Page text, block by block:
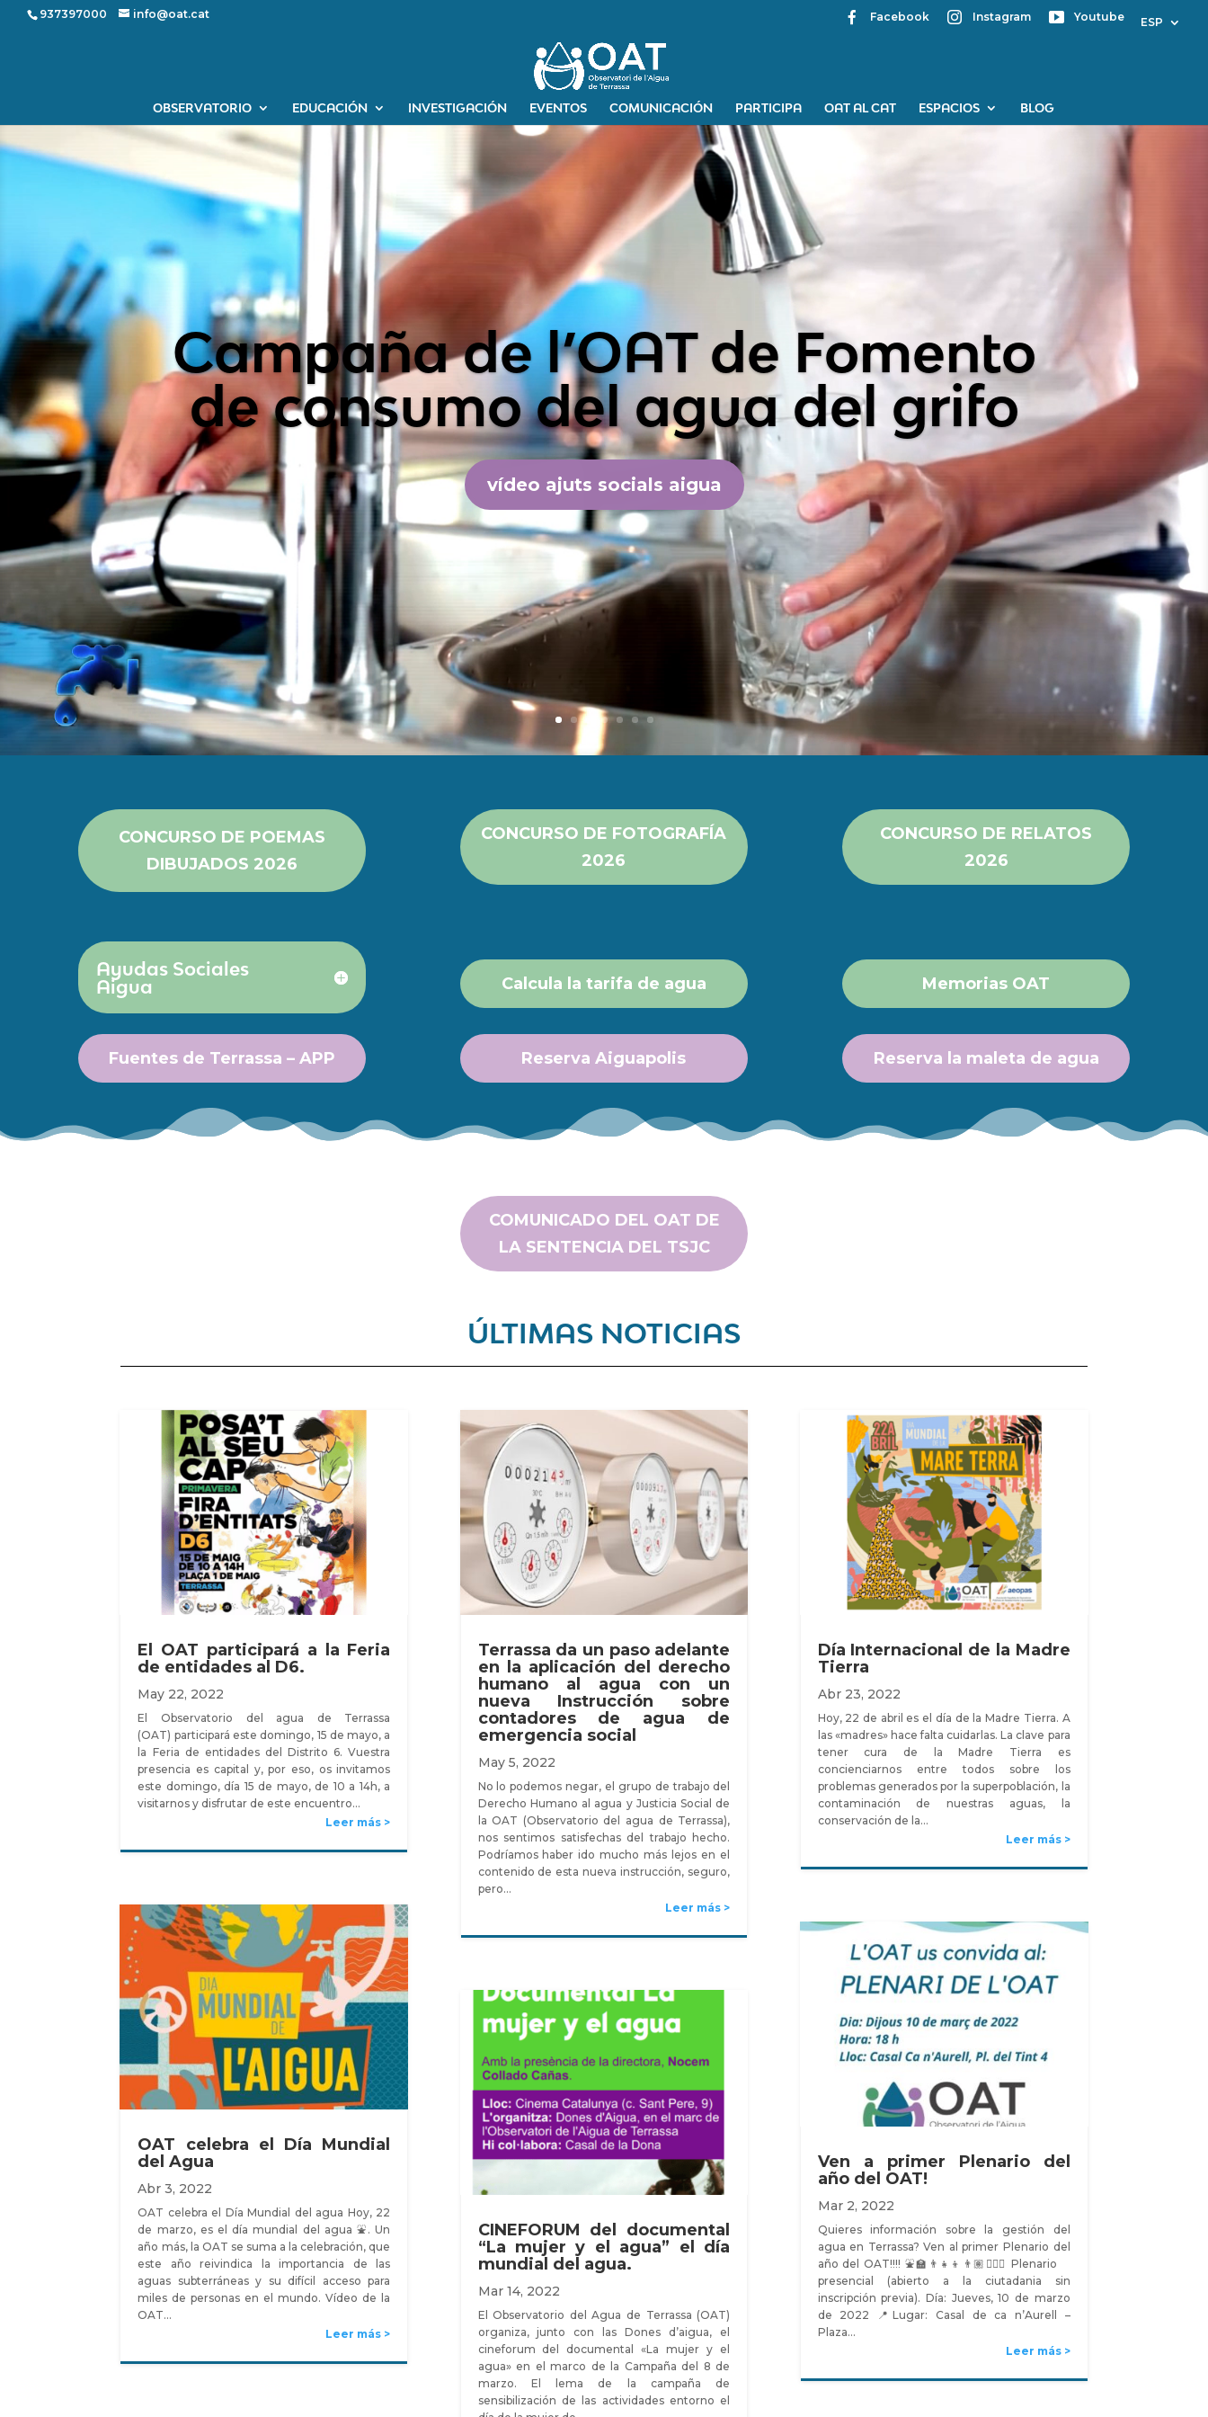
937397000 info@oat.cat Facebook Instagram Youtube ESP
OBSERVATORIO EDUCACIÓN INVESTIGACIÓN EVENTOS COMUNICACIÓN PARTICIPA OAT AL CAT ESPACIOS BLOG
¿Tienes derecho a las ayudas
sociales?
Desde la OAT hemos creado este simulador para calcular la nueva tarifa del agua y
saber si tienes derecho a las ayudas sociales.
Compruebalo con este formulario
CONCURSO DE POEMAS
DIBUJADOS 2026
CONCURSO DE FOTOGRAFÍA
2026
CONCURSO DE RELATOS
2026
Ayudas Sociales
Aigua
Calcula la tarifa de agua Memorias OAT
Fuentes de Terrassa – APP Reserva Aiguapolis Reserva la maleta de agua
COMUNICADO DEL OAT DE
LA SENTENCIA DEL TSJC
ÚLTIMAS NOTICIAS
El OAT participará a la Feria
de entidades al D6.
May 22, 2022
El Observatorio del agua de Terrassa
(OAT) participará este domingo, 15 de mayo, a
la Feria de entidades del Distrito 6. Vuestra
presencia es capital y, por eso, os invitamos
este domingo, día 15 de mayo, de 10 a 14h, a
visitarnos y disfrutar de este encuentro…
Leer más
OAT celebra el Día Mundial
del Agua
Abr 3, 2022
OAT celebra el Día Mundial del agua Hoy, 22
de marzo, es el día mundial del agua ⛲. Un
año más, la OAT se suma a la celebración, que
este año reivindica la importancia de las
aguas subterráneas y su difícil acceso para
miles de personas en el mundo. Vídeo de la
OAT…
Leer más
Terrassa da un paso adelante
en la aplicación del derecho
humano al agua con un
nueva Instrucción sobre
contadores de agua de
emergencia social
May 5, 2022
No lo podemos negar, el grupo de trabajo del
Derecho Humano al agua y Justicia Social de
la OAT (Observatorio del agua de Terrassa),
nos sentimos satisfechas del trabajo hecho.
Podríamos haber ido mucho más lejos en el
contenido de esta nueva instrucción, seguro,
pero…
Leer más
CINEFORUM del documental
“La mujer y el agua” el día
mundial del agua.
Mar 14, 2022
El Observatorio del Agua de Terrassa (OAT)
organiza, junto con las Dones d’aigua, el
cineforum del documental «La mujer y el
agua» en el marco de la Campaña del 8 de
marzo. El lema de la campaña de
sensibilización de las actividades entorno el
Día Internacional de la Madre
Tierra
Abr 23, 2022
Hoy, 22 de abril es el día de la Madre Tierra. A
las «madres» hace falta cuidarlas. La clave para
tener cura de la Madre Tierra es
concienciarnos entre todos sobre los
problemas generados por la superpoblación, la
contaminación de nuestras aguas, la
conservación de la…
Leer más
Ven a primer Plenario del
año del OAT!
Mar 2, 2022
Quieres información sobre la gestión del
agua en Terrassa? Ven al primer Plenario del
año del OAT!!!! ⛲🏫👨‍👧‍👦👨🏽🏃🏽‍♀️ Plenario
presencial (abierto a la ciutadania sin
inscripción previa). Día: Jueves, 10 de marzo
de 2022 📍Lugar: Casal de ca n’Aurell –
Plaza…
Leer más